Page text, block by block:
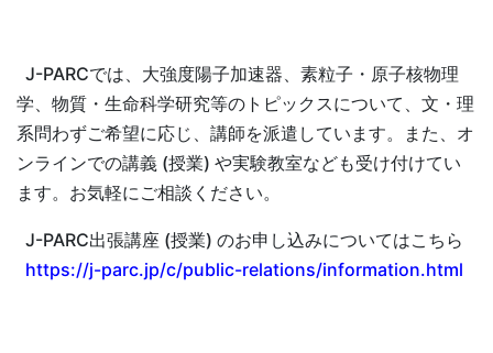
J-PARCでは、大強度陽子加速器、素粒子・原子核物理
学、物質・生命科学研究等のトピックスについて、文・理
系問わずご希望に応じ、講師を派遣しています。また、オ
ンラインでの講義 (授業) や実験教室なども受け付けてい
ます。お気軽にご相談ください。
J-PARC出張講座 (授業) のお申し込みについてはこちら
https://j-parc.jp/c/public-relations/information.html